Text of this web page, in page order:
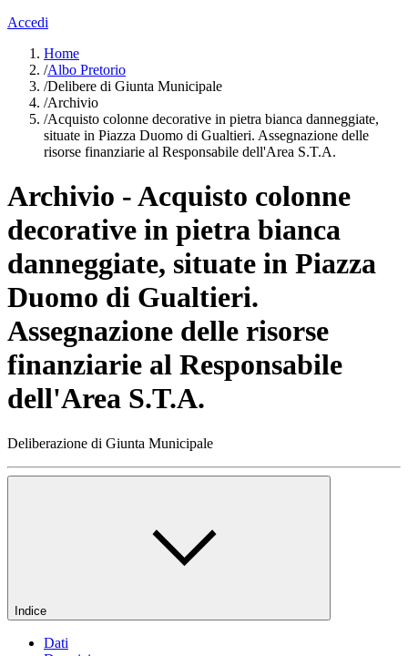
Accedi
Home
/Albo Pretorio
/Delibere di Giunta Municipale
/Archivio
/Acquisto colonne decorative in pietra bianca danneggiate,
situate in Piazza Duomo di Gualtieri. Assegnazione delle
risorse finanziarie al Responsabile dell'Area S.T.A.
Archivio - Acquisto colonne
decorative in pietra bianca
danneggiate, situate in Piazza
Duomo di Gualtieri.
Assegnazione delle risorse
finanziarie al Responsabile
dell'Area S.T.A.
Deliberazione di Giunta Municipale
Indice
Dati